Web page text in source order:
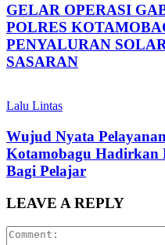
GELAR OPERASI
POLRES
PENYALURAN
SASARAN
Lalu Lintas
Wujud Nyata
Kotamobagu Hadirkan
Bagi Pelajar
LEAVE A REPLY